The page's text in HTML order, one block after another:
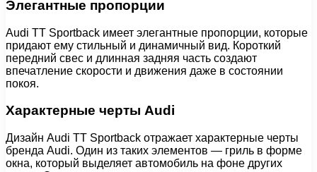
Элегантные пропорции
Audi TT Sportback имеет элегантные пропорции, которые
придают ему стильный и динамичный вид. Короткий
передний свес и длинная задняя часть создают
впечатление скорости и движения даже в состоянии
покоя.
Характерные черты Audi
Дизайн Audi TT Sportback отражает характерные черты
бренда Audi. Один из таких элементов — гриль в форме
окна, который выделяет автомобиль на фоне других